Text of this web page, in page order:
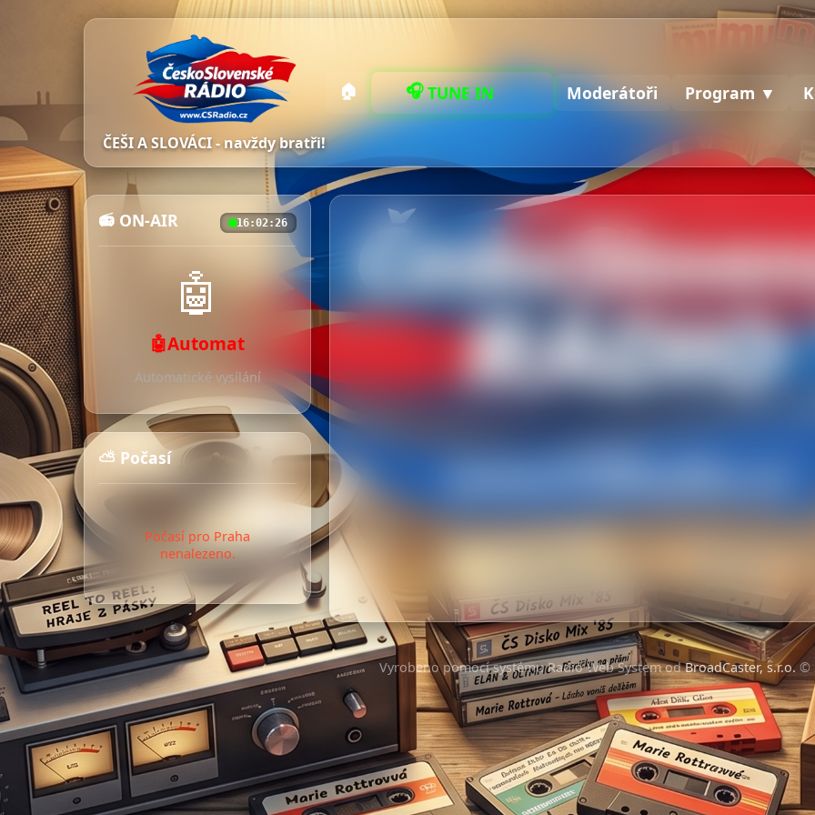
ČEŠI A SLOVÁCI - navždy bratři!
🏠 🎧 NALADIT Moderátoři Program ▼
📻 ON-AIR 16:02:28
🤖
🤖Automat
Automatické vysílání
⛅ Počasí
Počasí pro Praha
nenalezeno.
Vyrobeno pomocí systému Radio Web System odBroadCaster, s.r.o.©